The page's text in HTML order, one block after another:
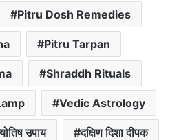
Pitru Dosh Remedies
Pitru Tarpan
Shraddh Rituals
Vedic Astrology
उपाय दक्षिण दिशा दीपक